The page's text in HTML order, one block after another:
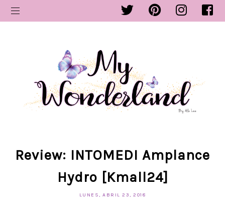
Review: INTOMEDI Amplance
Hydro [Kmall24]
LUNES, ABRIL 23, 2018